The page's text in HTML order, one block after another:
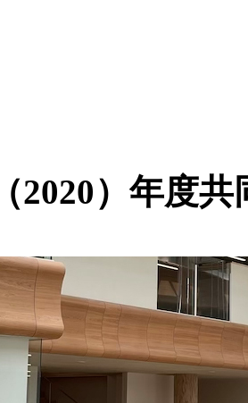
2020）年度